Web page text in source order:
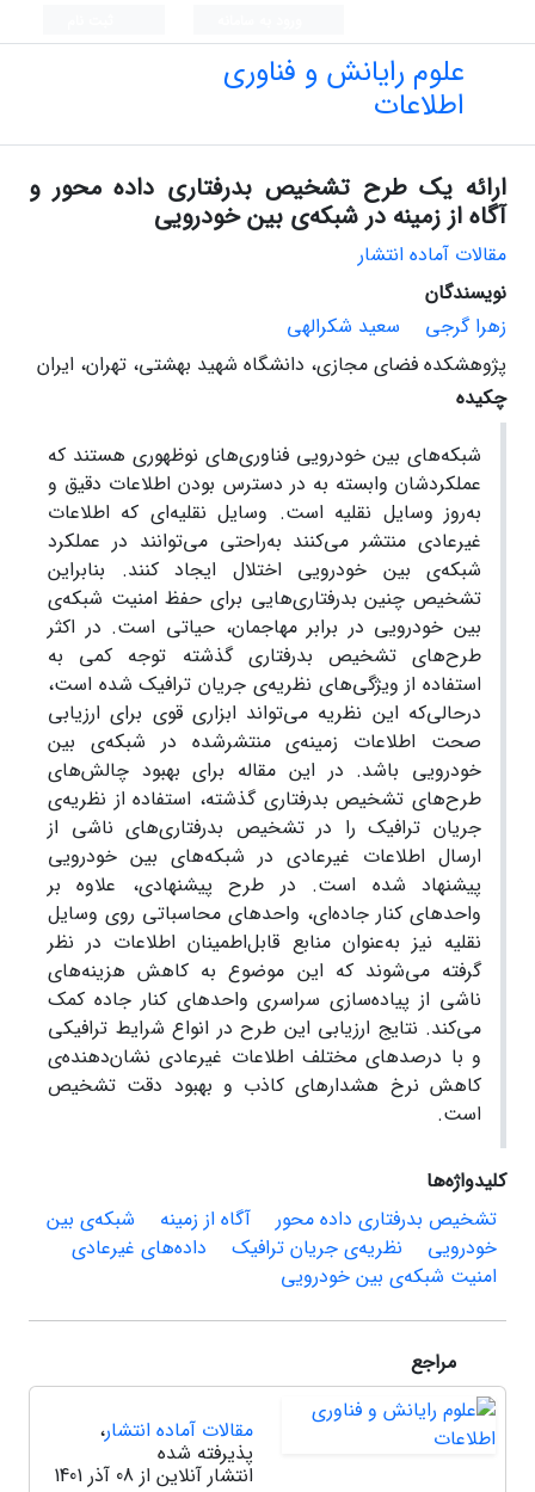
علوم رایانش و فناوری
اطلاعات
ارائه یک طرح تشخیص بدرفتاری داده محور و
آگاه از زمینه در شبکه‌ی بین خودرویی
مقالات آماده انتشار
نویسندگان
زهرا گرجی
سعید شکرالهی
پژوهشکده فضای مجازی، دانشگاه شهید بهشتی، تهران، ایران
چکیده
شبکه‌های بین خودرویی فناوری‌های نوظهوری هستند که
عملکردشان وابسته به در دسترس بودن اطلاعات دقیق و
به‌روز وسایل نقلیه است. وسایل نقلیه‌ای که اطلاعات‌
غیرعادی منتشر می‌کنند به‌راحتی می‌توانند در عملکرد
شبکه‌ی بین خودرویی اختلال ایجاد کنند. بنابراین
تشخیص چنین بدرفتاری‌هایی برای حفظ امنیت شبکه‌ی
بین خودرویی در برابر مهاجمان، حیاتی است. در اکثر
طرح‌های تشخیص بدرفتاری گذشته توجه کمی به
استفاده از ویژگی‌های نظریه‌ی جریان ترافیک شده است،
درحالی‌که این نظریه می‌تواند ابزاری قوی برای ارزیابی
صحت اطلاعات زمینه‌ی منتشرشده در شبکه‌ی بین
خودرویی باشد. در این مقاله برای بهبود چالش‌های
طرح‌های تشخیص بدرفتاری گذشته، استفاده از نظریه‌ی
جریان ترافیک را در تشخیص بدرفتاری‌های ناشی از
ارسال اطلاعات غیرعادی در شبکه‌های بین خودرویی
پیشنهاد شده است. در طرح پیشنهادی، علاوه بر
واحد‌های کنار جاده‌ای، واحد‌های محاسباتی روی وسایل
نقلیه نیز به‌عنوان منابع قابل‌اطمینان اطلاعات در نظر
گرفته می‌شوند که این موضوع به کاهش هزینه‌های
ناشی از پیاده‌سازی سراسری واحدهای کنار جاده کمک
می‌کند. نتایج ارزیابی این طرح در انواع شرایط ترافیکی
و با درصد‌های مختلف اطلاعات غیرعادی نشان‌دهنده‌ی
کاهش نرخ هشدار‌های کاذب و بهبود دقت تشخیص
است.
کلیدواژه‌ها
تشخیص بدرفتاری داده محور
آگاه از زمینه
شبکه‌ی بین
خودرویی
نظریه‌ی جریان ترافیک
داده‌های غیرعادی
امنیت شبکه‌ی بین خودرویی
مراجع
مقالات آماده انتشار،
پذیرفته شده
انتشار آنلاین از 08 آذر 1401